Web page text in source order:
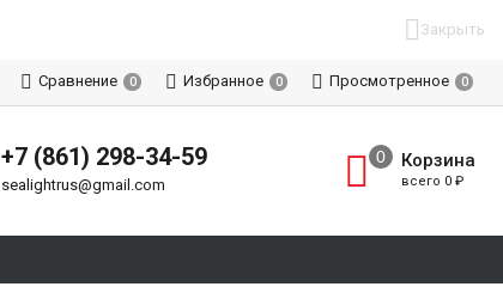
Закрыть
Сравнение 0 Избранное 0 Просмотренное 0
+7 (861) 298-34-59
sealightrus@gmail.com
Корзина
всего 0 ₽